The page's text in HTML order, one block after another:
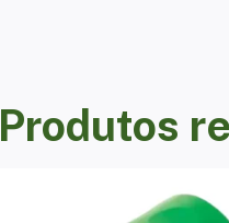
Produtos